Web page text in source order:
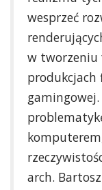
wesprzeć
w tworzeniu
produkcjach
arch.